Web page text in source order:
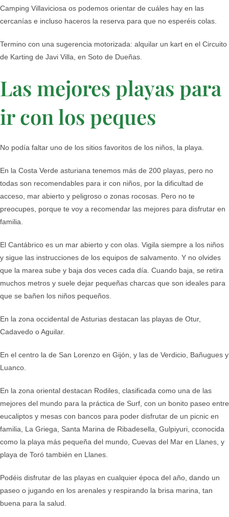
Camping Villaviciosa os podemos orientar de cuáles hay en las
cercanías e incluso haceros la reserva para que no esperéis colas.
Termino con una sugerencia motorizada: alquilar un kart en el Circuito
de Karting de Javi Villa, en Soto de Dueñas.
Las mejores playas para
ir con los peques
No podía faltar uno de los sitios favoritos de los niños, la playa.
En la Costa Verde asturiana tenemos más de 200 playas, pero no
todas son recomendables para ir con niños, por la dificultad de
acceso, mar abierto y peligroso o zonas rocosas. Pero no te
preocupes, porque te voy a recomendar las mejores para disfrutar en
familia.
El Cantábrico es un mar abierto y con olas. Vigila siempre a los niños
y sigue las instrucciones de los equipos de salvamento. Y no olvides
que la marea sube y baja dos veces cada día. Cuando baja, se retira
muchos metros y suele dejar pequeñas charcas que son ideales para
que se bañen los niños pequeños.
En la zona occidental de Asturias destacan las playas de Otur,
Cadavedo o Aguilar.
En el centro la de San Lorenzo en Gijón, y las de Verdicio, Bañugues y
Luanco.
En la zona oriental destacan Rodiles, clasificada como una de las
mejores del mundo para la práctica de Surf, con un bonito paseo entre
eucaliptos y mesas con bancos para poder disfrutar de un picnic en
familia, La Griega, Santa Marina de Ribadesella, Gulpiyuri, cconocida
como la playa más pequeña del mundo, Cuevas del Mar en Llanes, y
playa de Toró también en Llanes.
Podéis disfrutar de las playas en cualquier época del año, dando un
paseo o jugando en los arenales y respirando la brisa marina, tan
buena para la salud.